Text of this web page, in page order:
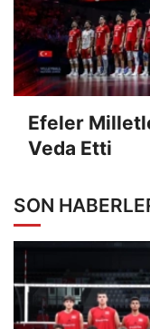
Efeler
Veda Etti
SON